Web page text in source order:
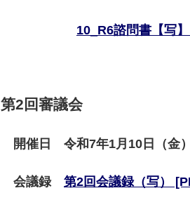
10_R6諮問書【写
第2回審議会
開催日 令和7年1月10日（金
会議録 第2回会議録（写）